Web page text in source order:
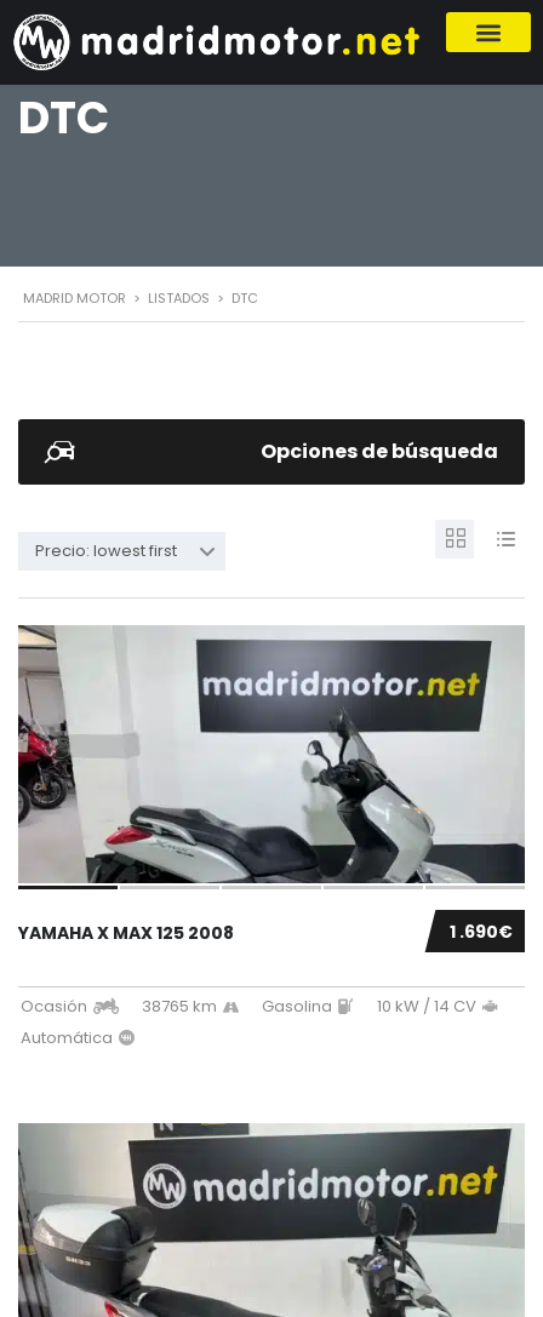
DTC
MADRID MOTOR > LISTADOS > DTC
Opciones de búsqueda
Precio: lowest first
1 .690€
YAMAHA X MAX 125 2008
Ocasión 38765 km Gasolina
10 kW / 14 CV
Automática